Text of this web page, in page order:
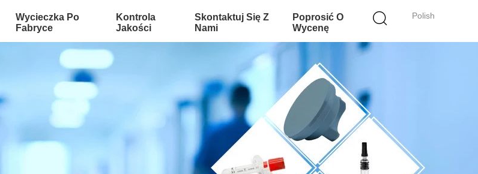
Polish
Wycieczka Po
Fabryce
Kontrola
Jakości
Skontaktuj Się Z
Nami
Poprosić O
Wycenę